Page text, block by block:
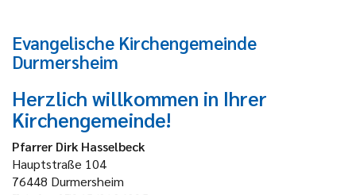
Evangelische Kirchengemeinde
Durmersheim
Herzlich willkommen in Ihrer
Kirchengemeinde!
Pfarrer Dirk Hasselbeck
Hauptstraße 104
76448 Durmersheim